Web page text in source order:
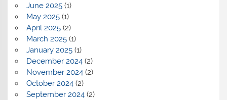
June 2025(1)
May 2025(1)
April 2025(2)
March 2025(1)
January 2025(1)
December 2024(2)
November 2024(2)
October 2024(2)
September 2024(2)